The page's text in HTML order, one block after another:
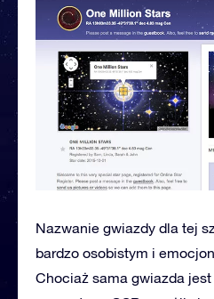
Nazwanie gwiazdy dla tej
bardzo osobistym i
Chociaż sama gwiazda